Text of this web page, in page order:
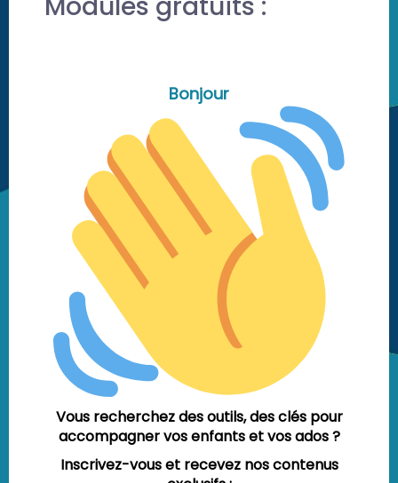
Bonjour
Vous recherchez des outils, des clés pour
accompagner vos enfants et vos ados ?
Inscrivez-vous et recevez nos contenus